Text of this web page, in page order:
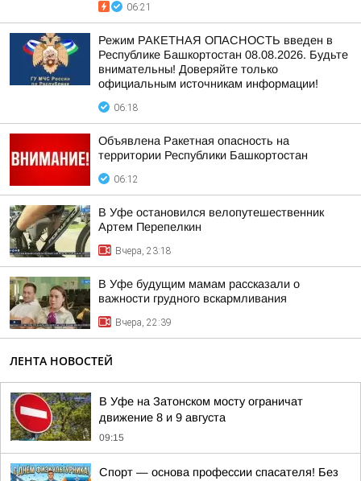
06:21
Режим РАКЕТНАЯ ОПАСНОСТЬ введен в
Республике Башкортостан 08.08.2026. Будьте
внимательны! Доверяйте только
официальным источникам информации!
06:18
Объявлена Ракетная опасность на
территории Республики Башкортостан
06:12
В Уфе остановился велопутешественник
Артем Перепелкин
Вчера, 23:18
В Уфе будущим мамам рассказали о
важности грудного вскармливания
Вчера, 22:39
ЛЕНТА НОВОСТЕЙ
В Уфе на Затонском мосту ограничат
движение 8 и 9 августа
09:15
Спорт — основа профессии спасателя! Без